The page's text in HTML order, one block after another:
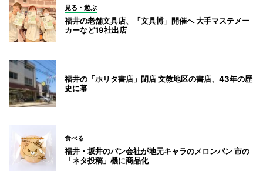
見る・遊ぶ
福井の老舗文具店、「文具博」開催へ 大手マステメー
カーなど19社出店
福井の「ホリタ書店」閉店 文教地区の書店、43年の歴
史に幕
食べる
福井・坂井のパン会社が地元キャラのメロンパン 市の
「ネタ投稿」機に商品化